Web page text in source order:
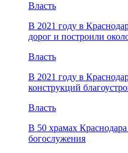
Власть
В 2021 году в
дорог и построили
Власть
В 2021 году в
конструкций
Власть
В 50 храмах
богослужения